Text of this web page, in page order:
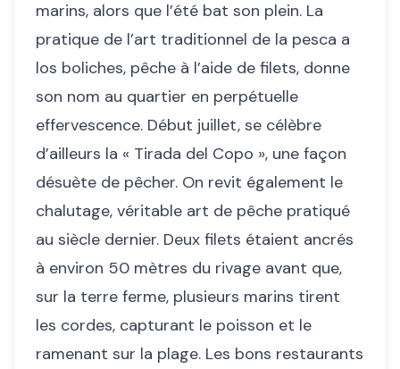
marins, alors que l’été bat son plein. La
pratique de l’art traditionnel de la pesca a
los boliches, pêche à l’aide de filets, donne
son nom au quartier en perpétuelle
effervescence. Début juillet, se célèbre
d’ailleurs la « Tirada del Copo », une façon
désuète de pêcher. On revit également le
chalutage, véritable art de pêche pratiqué
au siècle dernier. Deux filets étaient ancrés
à environ 50 mètres du rivage avant que,
sur la terre ferme, plusieurs marins tirent
les cordes, capturant le poisson et le
ramenant sur la plage. Les bons restaurants